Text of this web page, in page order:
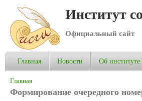
Институт
Официальный сайт
Главная Новости Об институте
Вы здесь
Главная
Формирование очередного